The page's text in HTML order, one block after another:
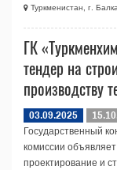
Туркменистан, г.
ГК
тендер на
производству
03.09.2025
Государственный
комиссии
проектирование и